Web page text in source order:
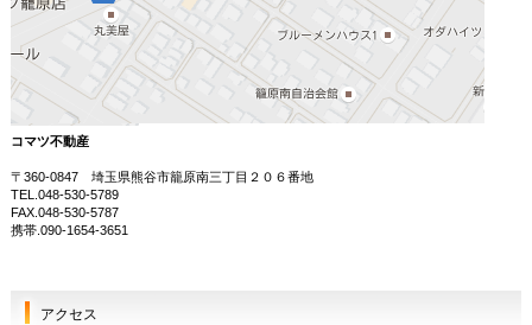
コマツ不動産
〒360-0847 埼玉県熊谷市籠原南三丁目２０６番地
TEL.048-530-5789
FAX.048-530-5787
携帯.090-1654-3651
アクセス